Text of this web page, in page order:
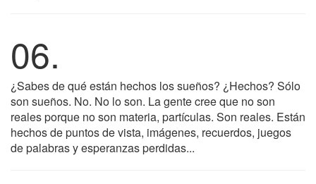
06.
¿Sabes de qué están hechos los sueños? ¿Hechos? Sólo
son sueños. No. No lo son. La gente cree que no son
reales porque no son materia, partículas. Son reales. Están
hechos de puntos de vista, imágenes, recuerdos, juegos
de palabras y esperanzas perdidas...